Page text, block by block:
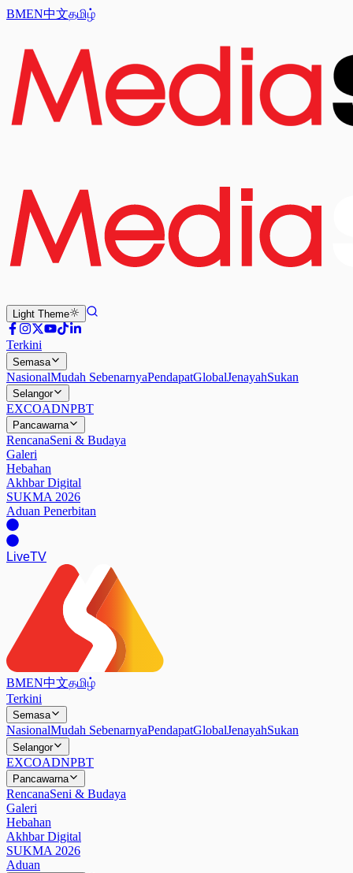
BMEN中文தமிழ்
Light Theme
Terkini
Semasa
NasionalMudah SebenarnyaPendapatGlobalJenayahSukan
Selangor
EXCOADNPBT
Pancawarna
RencanaSeni & Budaya
Galeri
Hebahan
Akhbar Digital
SUKMA 2026
Aduan Penerbitan
LiveTV
BMEN中文தமிழ்
Terkini
Semasa
NasionalMudah SebenarnyaPendapatGlobalJenayahSukan
Selangor
EXCOADNPBT
Pancawarna
RencanaSeni & Budaya
Galeri
Hebahan
Akhbar Digital
SUKMA 2026
Aduan